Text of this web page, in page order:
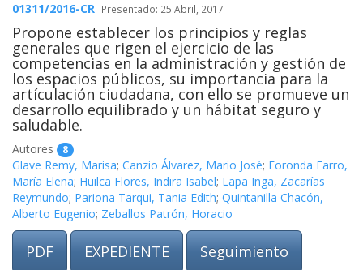
01311/2016-CR Presentado: 25 Abril, 2017
Propone establecer los principios y reglas
generales que rigen el ejercicio de las
competencias en la administración y gestión de
los espacios públicos, su importancia para la
artículación ciudadana, con ello se promueve un
desarrollo equilibrado y un hábitat seguro y
saludable.
Autores 8
Glave Remy, Marisa; Canzio Álvarez, Mario José; Foronda Farro,
María Elena; Huilca Flores, Indira Isabel; Lapa Inga, Zacarías
Reymundo; Pariona Tarqui, Tania Edith; Quintanilla Chacón,
Alberto Eugenio; Zeballos Patrón, Horacio
PDF EXPEDIENTE Seguimiento